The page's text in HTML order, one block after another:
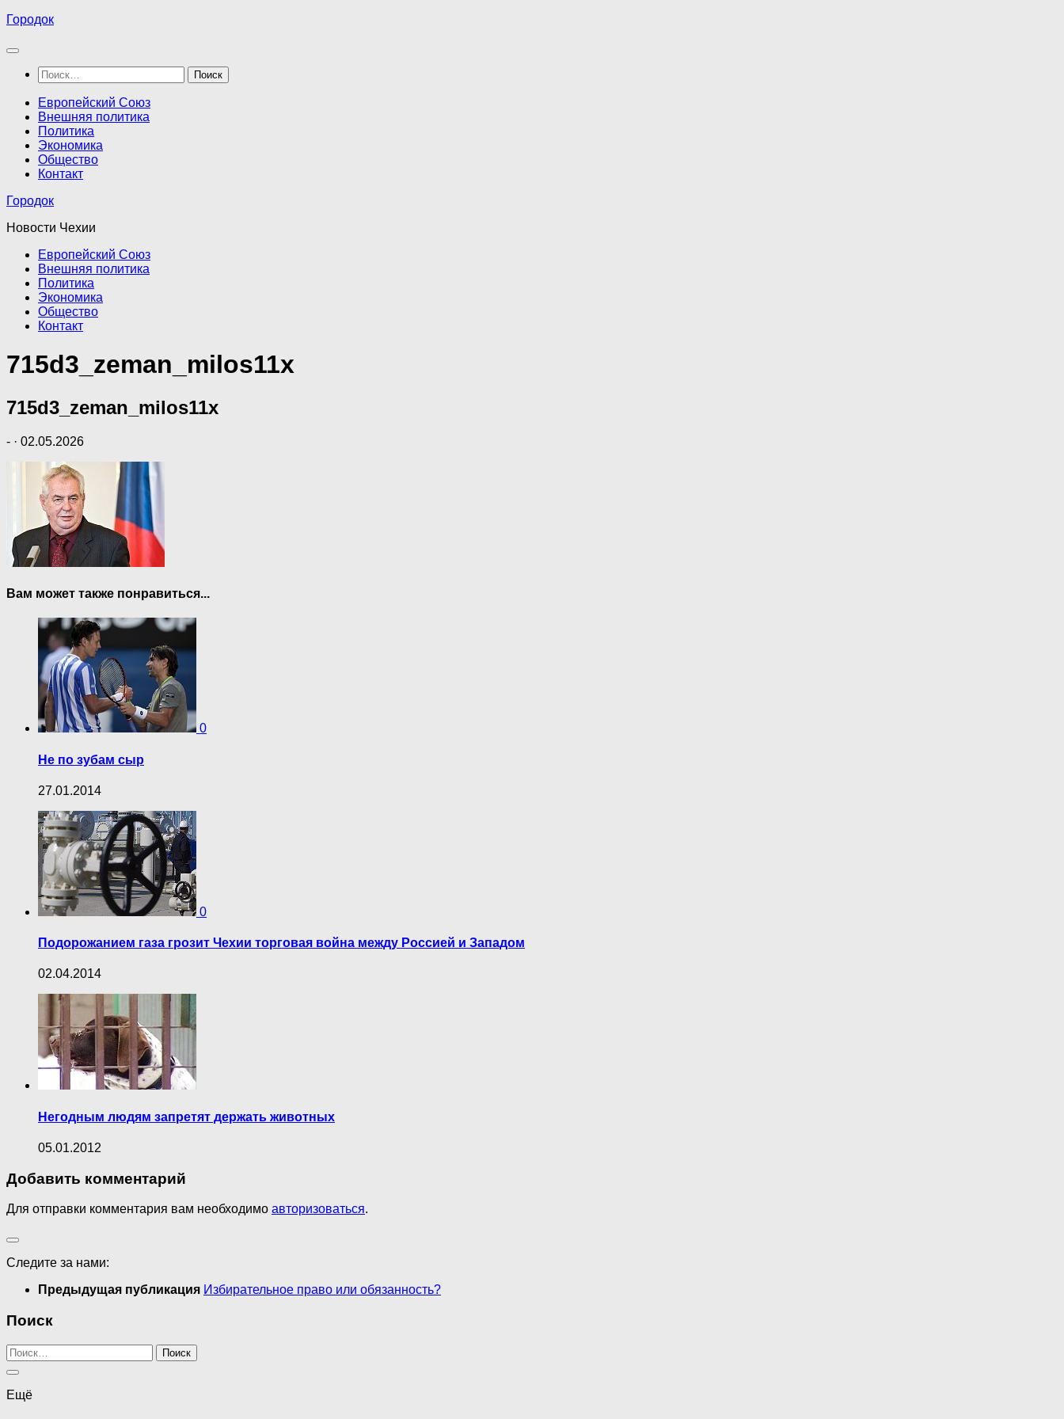
Перейти
содержимому
Городок
Найти:
Европейский Союз
Внешняя политика
Политика
Экономика
Общество
Контакт
Городок
Новости Чехии
Европейский Союз
Внешняя политика
Политика
Экономика
Общество
Контакт
715d3_zeman_milos11x
715d3_zeman_milos11x
- · 02.05.2026
Вам может также понравиться...
0
Не по зубам сыр
27.01.2014
0
Подорожанием газа грозит Чехии торговая война между Россией и Западом
02.04.2014
Негодным людям запретят держать животных
05.01.2012
Добавить комментарий
Для отправки комментария вам необходимо авторизоваться.
Следите за нами:
Предыдущая публикация Избирательное право или обязанность?
Поиск
Найти:
Ещё